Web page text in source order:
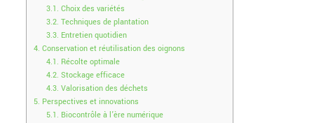
3.1. Choix des variétés
3.2. Techniques de plantation
3.3. Entretien quotidien
4. Conservation et réutilisation des oignons
4.1. Récolte optimale
4.2. Stockage efficace
4.3. Valorisation des déchets
5. Perspectives et innovations
5.1. Biocontrôle à l’ère numérique